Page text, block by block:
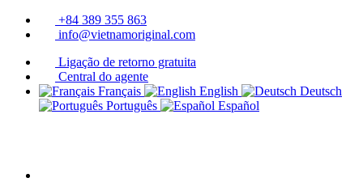
+84 389 355 863
info@vietnamoriginal.com
Ligação de retorno gratuita
Central do agente
Français
English
Deutsch
Português
Español